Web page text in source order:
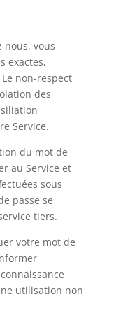
nous, vous
exactes,
non-respect
des
Service.
du mot de
au Service et
sous
passe se
tiers.
votre mot de
utilisation non